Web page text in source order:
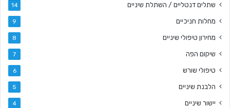
שתלים דנטליים / השתלת שיניים 14
מחלות חניכיים 9
מחירון טיפולי שיניים 8
שיקום הפה 7
טיפולי שורש 6
הלבנת שיניים 5
יישור שיניים 4